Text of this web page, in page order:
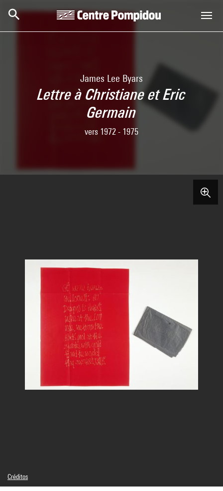
James Lee Byars
Lettre à Christiane et Eric
Germain
vers 1972 - 1975
Créditos
© The Estate of the Artist, Courtesy Galerie Michael Werner, Cologne et New York